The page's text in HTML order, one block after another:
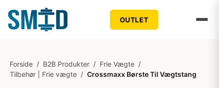
OUTLET
Forside / B2B Produkter / Frie Vægte /
Tilbehør | Frie vægte / Crossmaxx Børste Til Vægtstang